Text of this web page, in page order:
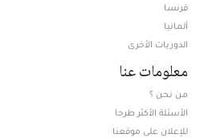
فرنسا
ألمانيا
الدوريات الأخرى
معلومات عنا
من نحن ؟
الأسئلة الأكثر طرحا
للإعلان على موقعنا